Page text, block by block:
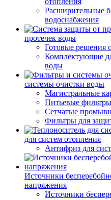
Расширительные
водоснабжения
протечек воды
Готовые решения
Комплектующие
воды
системы очистки воды
Магистральные
Питьевые
Сетчатые
Фильтры для
для систем отопления
Антифриз для
Источники
напряжения
Источники